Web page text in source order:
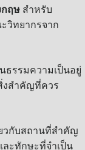
ฤษ สำหรับ
วิทยากรจาก
ธรรมความเป็นอยู่
งสำคัญที่ควร
วกับสถานที่สำคัญ
ละทักษะที่จำเป็น